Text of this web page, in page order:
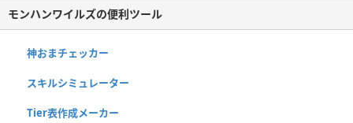
モンハンワイルズの便利ツール
神おまチェッカー
スキルシミュレーター
Tier表作成メーカー